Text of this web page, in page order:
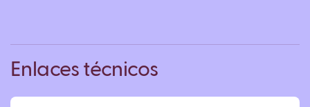
Enlaces técnicos